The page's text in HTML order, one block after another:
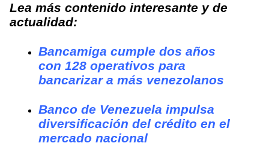
Lea más contenido interesante y de
actualidad:
Bancamiga cumple dos años
con 128 operativos para
bancarizar a más venezolanos
Banco de Venezuela impulsa
diversificación del crédito en el
mercado nacional